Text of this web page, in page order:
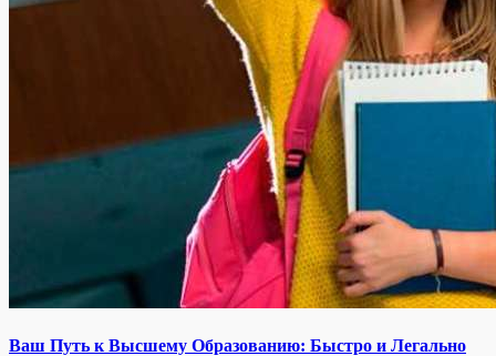
Ваш Путь к Высшему Образованию: Быстро и Легально